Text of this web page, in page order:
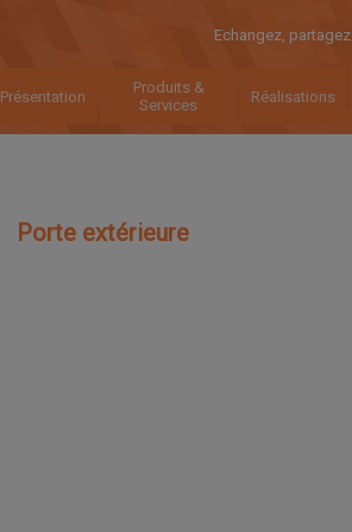
Echangez, partagez
Présentation
Produits &
Services
Réalisations
Porte extérieure